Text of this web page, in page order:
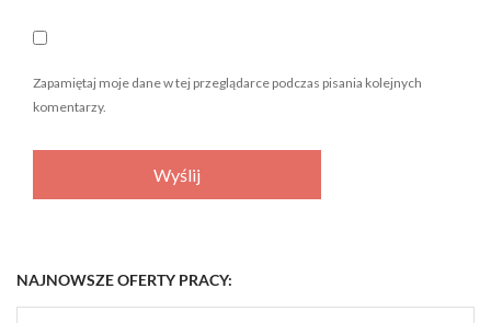
Zapamiętaj moje dane w tej przeglądarce podczas pisania kolejnych
komentarzy.
NAJNOWSZE OFERTY PRACY: